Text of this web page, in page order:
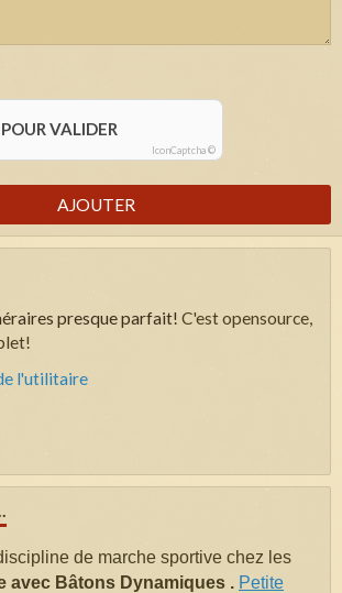
VALIDER
IconCaptcha ©
AJOUTER
presque parfait! C'est opensource,
l'utilitaire
de marche sportive chez les
avec Bâtons Dynamiques . Petite